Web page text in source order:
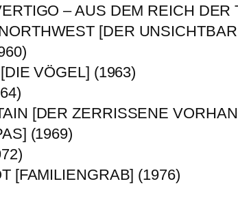
– AUS DEM REICH DER
[DER
VÖGEL] (1963)
[DER ZERRISSENE
(1969)
[FAMILIENGRAB] (1976)